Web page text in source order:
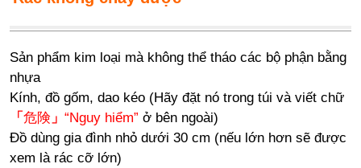
Sản phẩm kim loại mà không thể tháo các bộ phận bằng
nhựa
Kính, đồ gốm, dao kéo (Hãy đặt nó trong túi và viết chữ
「 危険」 “Nguy hiểm” ở bên ngoài)
Đồ dùng gia đình nhỏ dưới 30 cm (nếu lớn hơn sẽ được
xem là rác cỡ lớn)